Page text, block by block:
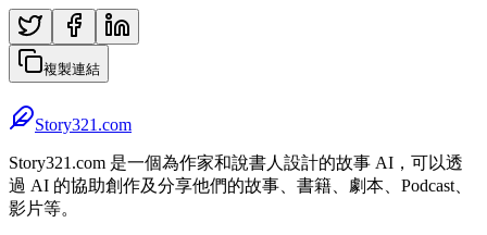
複製連結
Story321.com
Story321.com 是一個為作家和說書人設計的故事 AI，可以透
過 AI 的協助創作及分享他們的故事、書籍、劇本、Podcast、
影片等。